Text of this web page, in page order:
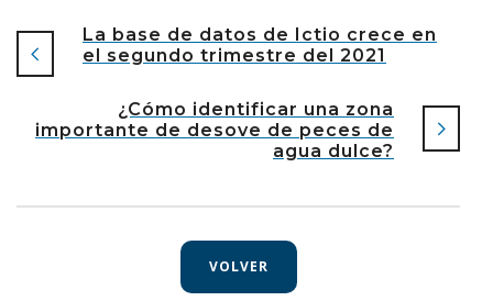
La base de datos de Ictio crece en
el segundo trimestre del 2021
¿Cómo identificar una zona
importante de desove de peces de
agua dulce?
VOLVER